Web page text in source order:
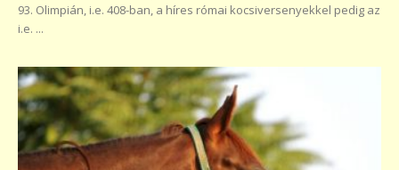
93. Olimpián, i.e. 408-ban, a híres római kocsiversenyekkel pedig az
i.e. ...